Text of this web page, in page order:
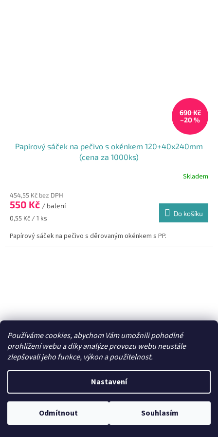
Používáme cookies, abychom Vám umožnili pohodlné
prohlížení webu a díky analýze provozu webu neustále
zlepšovali jeho funkce, výkon a použitelnost.
Nastavení
Odmítnout Souhlasím
690 Kč
–20 %
Papírový sáček na pečivo s okénkem 120+40x240mm
(cena za 1000ks)
produktu
je
5,0
5
hvězdiček.
Skladem
454,55 Kč bez DPH
550 Kč / balení
Měrná
0,55 Kč / 1 ks
Do košíku
Papírový sáček na pečivo s děrovaným okénkem s PP.
Svačinové papírové sáčky 1kg (cena za 1000ks)